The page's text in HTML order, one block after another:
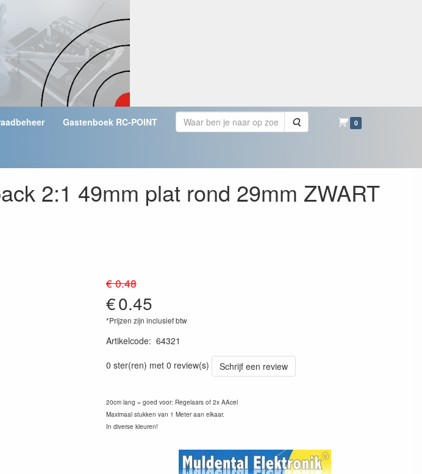
Gastenboek RC-POINT Zoeken 0
2:1 49mm plat rond 29mm ZWART
€ 0.48
€0.45
*Prijzen zijn inclusief btw
Artikelcode: 64321
0 ster(ren) met 0 review(s)
Schrijf een review
20cm lang = goed voor: Regelaars of 2x AAcel
Maximaal stukken van 1 Meter aan elkaar.
In diverse kleuren!